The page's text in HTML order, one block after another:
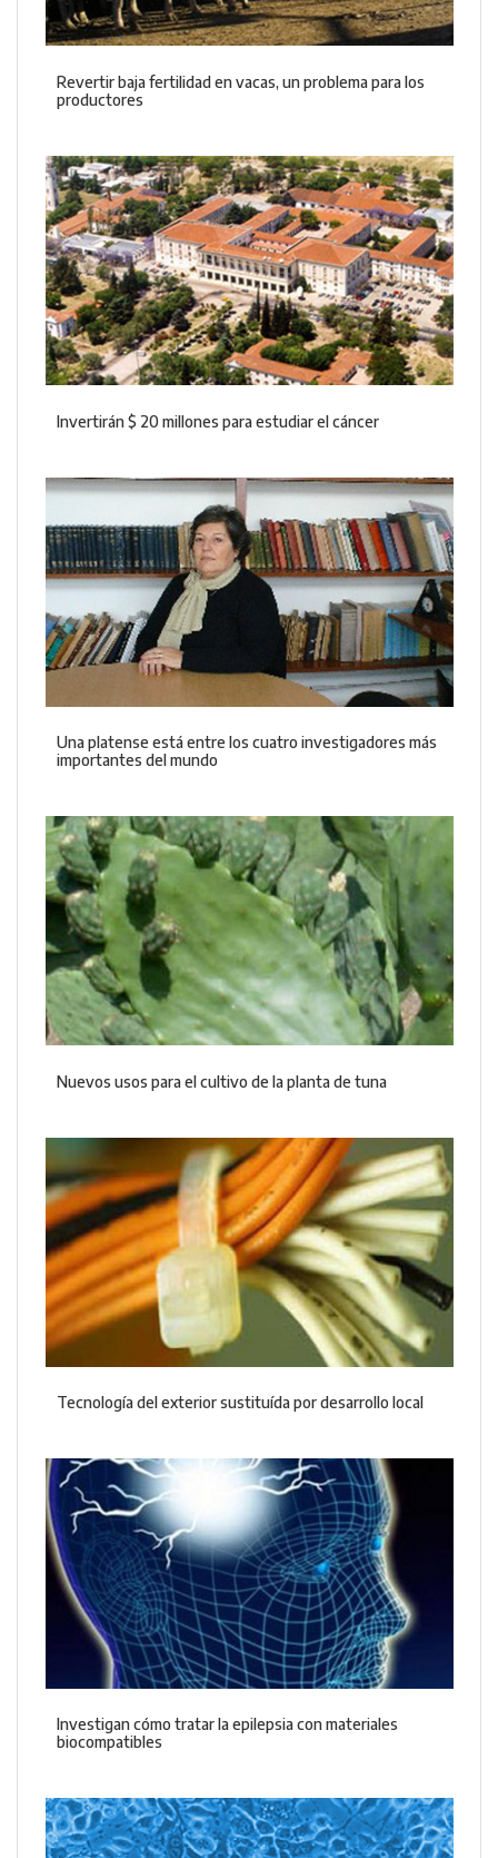
Revertir baja fertilidad en vacas, un problema para los
productores
Invertirán $ 20 millones para estudiar el cáncer
Una platense está entre los cuatro investigadores más
importantes del mundo
Nuevos usos para el cultivo de la planta de tuna
Tecnología del exterior sustituída por desarrollo local
Investigan cómo tratar la epilepsia con materiales
biocompatibles